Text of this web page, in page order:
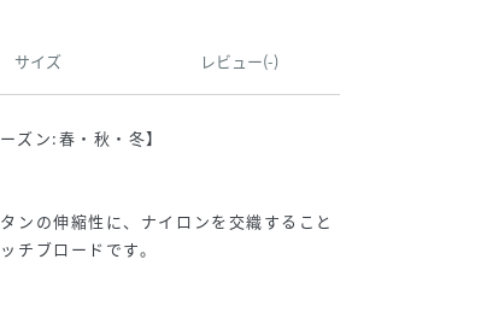
サイズ レビュー(-)
ズン:春・秋・冬】
ンの伸縮性に、ナイロンを交織すること
チブロードです。